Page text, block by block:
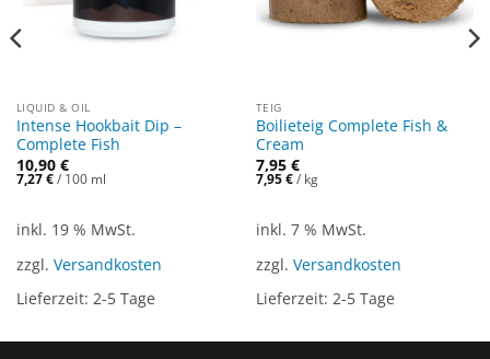
LIQUID & OIL
Intense Hookbait Dip –
Complete Fish
10,90 €
7,27€/ 100 ml
inkl. 19 % MwSt.
zzgl. Versandkosten
Lieferzeit: 2-5 Tage
TEIG
Boilieteig Complete Fish &
Cream
7,95 €
7,95€/ kg
inkl. 7 % MwSt.
zzgl. Versandkosten
Lieferzeit: 2-5 Tage